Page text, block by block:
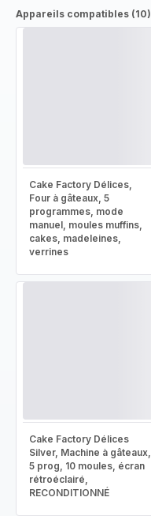
Appareils compatibles (10)
Cake Factory Délices,
Four à gâteaux, 5
programmes, mode
manuel, moules muffins,
cakes, madeleines,
verrines
Cake Factory Délices
Silver, Machine à gâteaux,
5 prog, 10 moules, écran
rétroéclairé,
RECONDITIONNÉ